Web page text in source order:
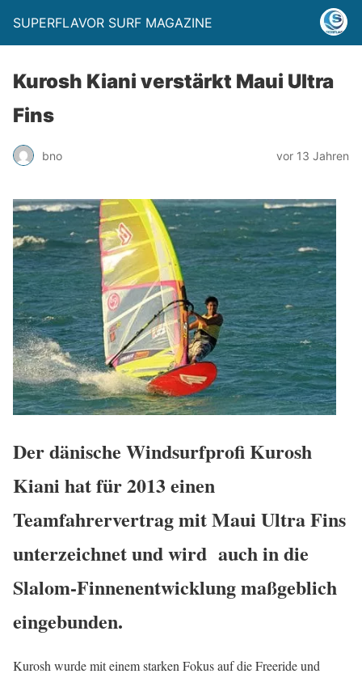
SUPERFLAVOR SURF MAGAZINE
Kurosh Kiani verstärkt Maui Ultra
Fins
bno vor 13 Jahren
Der dänische Windsurfprofi Kurosh
Kiani hat für 2013 einen
Teamfahrervertrag mit Maui Ultra Fins
unterzeichnet und wird auch in die
Slalom-Finnenentwicklung maßgeblich
eingebunden.
Kurosh wurde mit einem starken Fokus auf die Freeride und